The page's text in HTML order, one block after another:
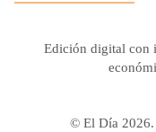
Edición digital con
© El Día 2026.